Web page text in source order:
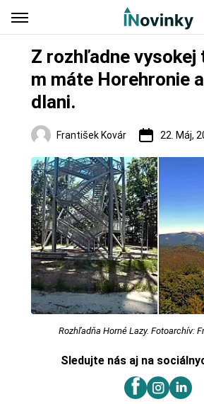
Z rozhľadne vysokej
m máte Horehronie
dlani.
František Kovár 22. Máj,
Regióny
Rozhľadňa Horné Lazy. Fotoarchív:
Sledujte nás aj na